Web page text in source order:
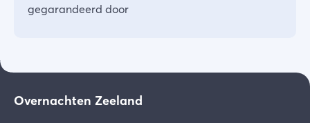
gegarandeerd door
Overnachten Zeeland